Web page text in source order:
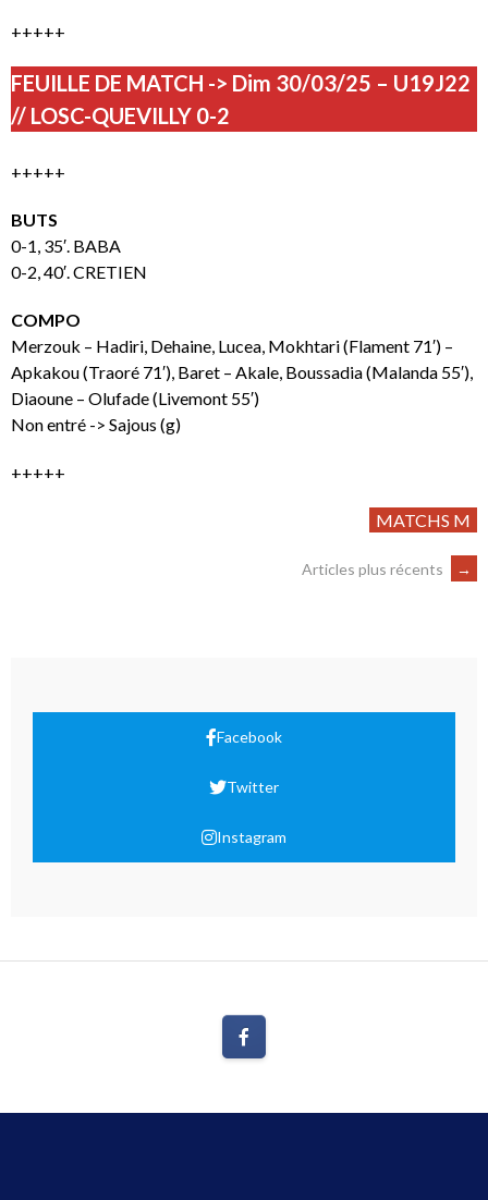
+++++
FEUILLE DE MATCH -> Dim 30/03/25 – U19J22
// LOSC-QUEVILLY 0-2
+++++
BUTS
0-1, 35′. BABA
0-2, 40′. CRETIEN
COMPO
Merzouk – Hadiri, Dehaine, Lucea, Mokhtari (Flament 71′) –
Apkakou (Traoré 71′), Baret – Akale, Boussadia (Malanda 55′),
Diaoune – Olufade (Livemont 55′)
Non entré -> Sajous (g)
+++++
MATCHS M
Articles plus récents →
Facebook
Twitter
Instagram